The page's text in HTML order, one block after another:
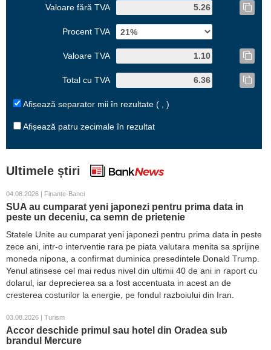
Valoare fără TVA
Procent TVA
Valoare TVA
Total cu TVA
Afișează separator mii în rezultate ( , )
Afișează patru zecimale în rezultat
Ultimele știri
04.08.2026 | Finante-Banci
SUA au cumparat yeni japonezi pentru prima data in
peste un deceniu, ca semn de prietenie
Statele Unite au cumparat yeni japonezi pentru prima data in peste
zece ani, intr-o interventie rara pe piata valutara menita sa sprijine
moneda nipona, a confirmat duminica presedintele Donald Trump.
Yenul atinsese cel mai redus nivel din ultimii 40 de ani in raport cu
dolarul, iar deprecierea sa a fost accentuata in acest an de
cresterea costurilor la energie, pe fondul razboiului din Iran.
03.08.2026 | Turism
Accor deschide primul sau hotel din Oradea sub
brandul Mercure